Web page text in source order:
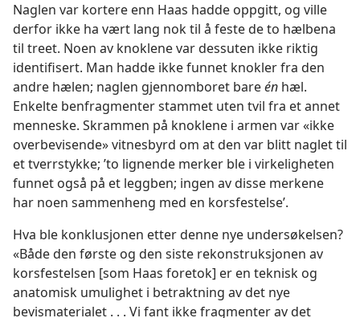
Naglen var kortere enn Haas hadde oppgitt, og ville
derfor ikke ha vært lang nok til å feste de to hælbena
til treet. Noen av knoklene var dessuten ikke riktig
identifisert. Man hadde ikke funnet knokler fra den
andre hælen; naglen gjennomboret bareén hæl.
Enkelte benfragmenter stammet uten tvil fra et annet
menneske. Skrammen på knoklene i armen var «ikke
overbevisende» vitnesbyrd om at den var blitt naglet til
et tverrstykke; ’to lignende merker ble i virkeligheten
funnet også på et leggben; ingen av disse merkene
har noen sammenheng med en korsfestelse’.
Hva ble konklusjonen etter denne nye undersøkelsen?
«Både den første og den siste rekonstruksjonen av
korsfestelsen [som Haas foretok] er en teknisk og
anatomisk umulighet i betraktning av det nye
bevismaterialet . . . Vi fant ikke fragmenter av det